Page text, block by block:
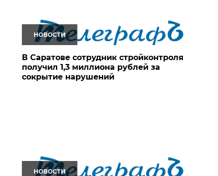
НОВОСТИ
В Саратове сотрудник стройконтроля
получил 1,3 миллиона рублей за
сокрытие нарушений
НОВОСТИ